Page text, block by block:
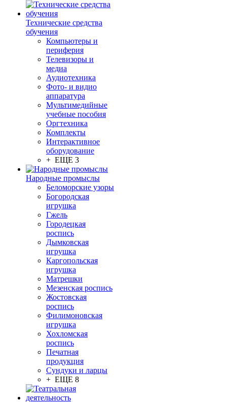
Технические средства
обучения
Компьютеры и
периферия
Телевизоры и
медиа
Аудиотехника
Фото- и видио
аппаратура
Мультимедийные
учебные пособия
Оргтехника
Комплекты
Интерактивное
оборудование
+ ЕЩЕ 3
Народные промыслы
Беломорские узоры
Богородская
игрушка
Гжель
Городецкая
роспись
Дымковская
игрушка
Каргопольская
игрушка
Матрешки
Мезенская роспись
Жостовская
роспись
Филимоновская
игрушка
Хохломская
роспись
Печатная
продукция
Сундуки и ларцы
+ ЕЩЕ 8